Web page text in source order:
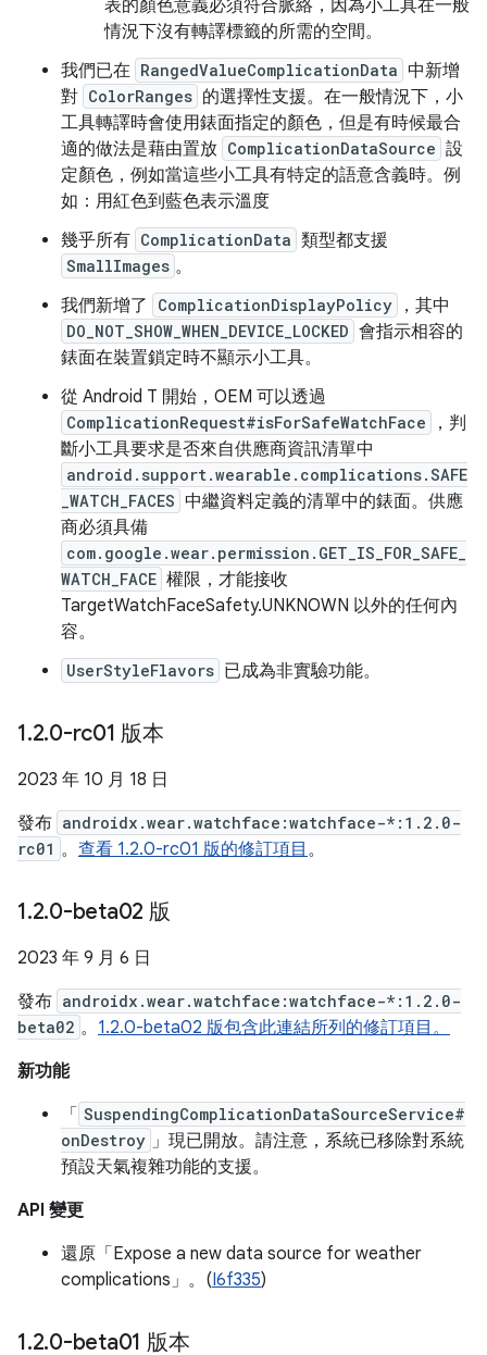
表的顏色意義必須符合脈絡，因為小工具在一般
情況下沒有轉譯標籤的所需的空間。
我們已在 RangedValueComplicationData 中新增
對 ColorRanges 的選擇性支援。在一般情況下，小
工具轉譯時會使用錶面指定的顏色，但是有時候最合
適的做法是藉由置放 ComplicationDataSource 設
定顏色，例如當這些小工具有特定的語意含義時。例
如：用紅色到藍色表示溫度
幾乎所有 ComplicationData 類型都支援
SmallImages 。
我們新增了
ComplicationDisplayPolicy ，其中
DO_NOT_SHOW_WHEN_DEVICE_LOCKED 會指示相容的
錶面在裝置鎖定時不顯示小工具。
從 Android T 開始，OEM 可以透過
ComplicationRequest#isForSafeWatchFace
，判
斷小工具要求是否來自供應商資訊清單中
android.support.wearable.complications.SAFE
_WATCH_FACES 中繼資料定義的清單中的錶面。供應
商必須具備
com.google.wear.permission.GET_IS_FOR_SAFE_
WATCH_FACE 權限，才能接收
TargetWatchFaceSafety.UNKNOWN 以外的任何內
容。
UserStyleFlavors 已成為非實驗功能。
1.2.0-rc01 版本
2023 年 10 月 18 日
發布 androidx.wear.watchface:watchface-*:1.2.0-
rc01 。 查看 1.2.0-rc01 版的修訂項目 。
1.2.0-beta02 版
2023 年 9 月 6 日
發布 androidx.wear.watchface:watchface-*:1.2.0-
beta02 。 1.2.0-beta02 版包含此連結所列的修訂項目。
新功能
「 SuspendingComplicationDataSourceService#
onDestroy 」現已開放。請注意，系統已移除對系統
預設天氣複雜功能的支援。
API 變更
還原「Expose a new data source for weather
complications」。(I6f335)
1.2.0-beta01 版本